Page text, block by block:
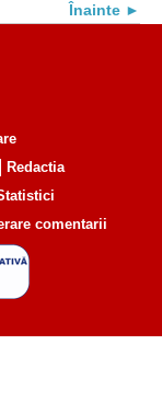
Înainte
Redactia
comentarii